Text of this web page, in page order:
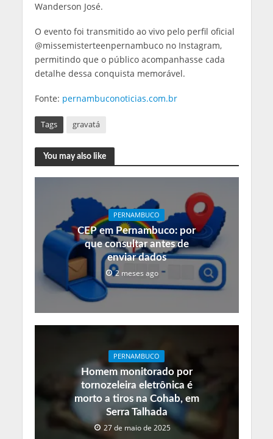
Wanderson José.
O evento foi transmitido ao vivo pelo perfil oficial
@missemisterteenpernambuco no Instagram,
permitindo que o público acompanhasse cada
detalhe dessa conquista memorável.
Fonte: pernambuconoticias.com.br
Tags gravatá
You may also like
PERNAMBUCO
CEP em Pernambuco: por
que consultar antes de
enviar dados
2 meses ago
PERNAMBUCO
Homem monitorado por
tornozeleira eletrônica é
morto a tiros na Cohab, em
Serra Talhada
27 de maio de 2025